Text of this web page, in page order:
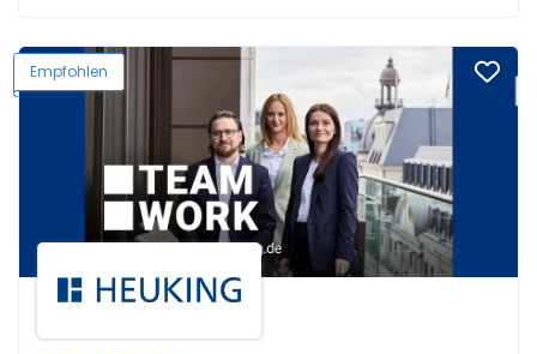
Empfohlen